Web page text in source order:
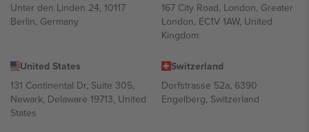
Unter den Linden 24, 10117
Berlin, Germany
167 City Road, London, Greater
London, EC1V 1AW, United
Kingdom
United States
131 Continental Dr, Suite 305,
Newark, Delaware 19713, United
States
Switzerland
Dorfstrasse 52a, 6390
Engelberg, Switzerland